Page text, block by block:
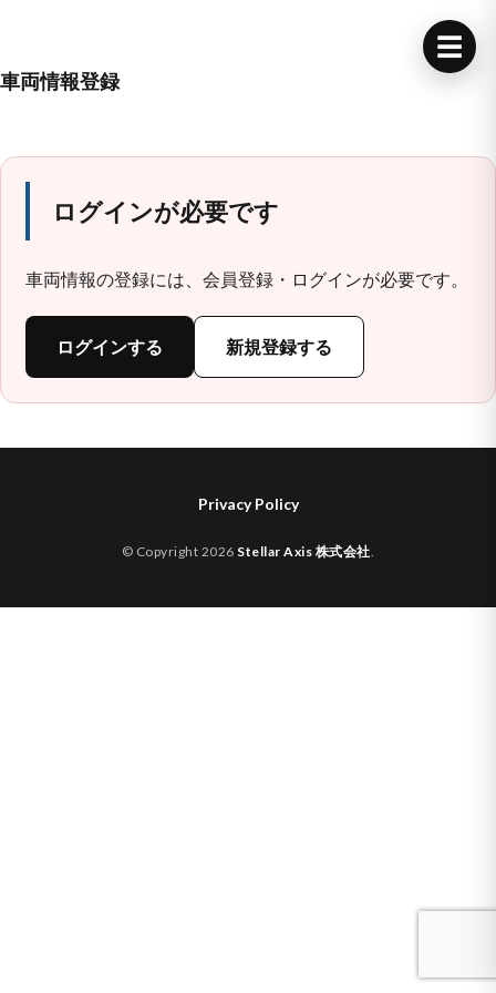
車両情報登録
ログインが必要です
車両情報の登録には、会員登録・ログインが必要です。
ログインする 新規登録する
Privacy Policy
© Copyright 2026 Stellar Axis 株式会社.
☰